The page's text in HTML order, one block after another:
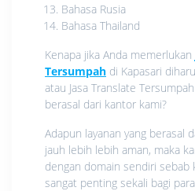
Bahasa Rusia
Bahasa Thailand
Kenapa jika Anda memerlukan
Tersumpah di Kapasari
atau Jasa Translate
berasal dari kantor kami?
Adapun layanan yang berasal
jauh lebih lebih aman, maka
dengan domain sendiri sebab
sangat penting sekali bagi